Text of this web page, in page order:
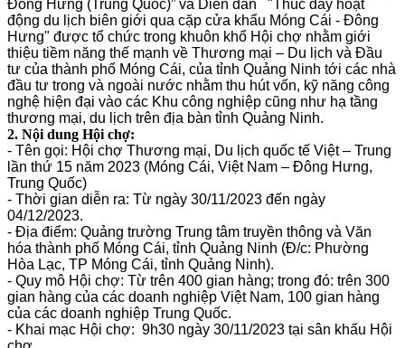
Đông Hưng (Trung Quốc)” và Diễn đàn "Thúc đẩy hoạt
động du lịch biên giới qua cặp cửa khẩu Móng Cái - Đông
Hưng" được tổ chức trong khuôn khổ Hội chợ nhằm giới
thiệu tiềm năng thế mạnh về Thương mại – Du lịch và Đầu
tư của thành phố Móng Cái, của tỉnh Quảng Ninh tới các nhà
đầu tư trong và ngoài nước nhằm thu hút vốn, kỹ năng công
nghệ hiện đại vào các Khu công nghiệp cũng như hạ tầng
thương mại, du lịch trên địa bàn tỉnh Quảng Ninh.
2. Nội dung Hội chợ:
- Tên gọi: Hội chợ Thương mại, Du lịch quốc tế Việt – Trung
lần thứ 15 năm 2023 (Móng Cái, Việt Nam – Đông Hưng,
Trung Quốc)
- Thời gian diễn ra: Từ ngày 30/11/2023 đến ngày
04/12/2023.
- Địa điểm: Quảng trường Trung tâm truyền thông và Văn
hóa thành phố Móng Cái, tỉnh Quảng Ninh (Đ/c: Phường
Hòa Lạc, TP Móng Cái, tỉnh Quảng Ninh).
- Quy mô Hội chợ: Từ trên 400 gian hàng; trong đó: trên 300
gian hàng của các doanh nghiệp Việt Nam, 100 gian hàng
của các doanh nghiệp Trung Quốc.
- Khai mạc Hội chợ: 9h30 ngày 30/11/2023 tại sân khấu Hội